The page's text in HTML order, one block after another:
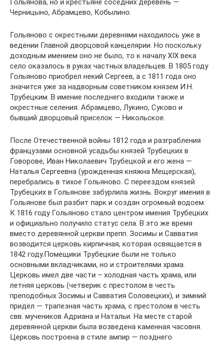
Гольянова, но и крестьяне соседних деревень —
Черницыно, Абрамцево, Кобылино.
Гольяново с окрестными деревнями находилось уже в
ведении Главной дворцовой канцелярии. Но поскольку
доходным имением оно не было, то к началу XIX века
село оказалось в руках частных владельцев. В 1805 году
Гольяново приобрел некий Сергеев, а с 1811 года оно
значится уже за надворным советником князем И.Н.
Трубецким. В имение последнего входили также и
окрестные селения: Абрамцево, Лукино, Суково и
бывший дворцовый приселок — Никольское.
После Отечественной войны 1812 года и разграбления
французами основной усадьбы князей Трубецких в
Говорове, Иван Николаевич Трубецкой и его жена —
Наталья Сергеевна (урожденная княжна Мещерская),
перебрались в тихое Гольяново. С переездом князей
Трубецких в Гольянове забурлила жизнь. Вокруг имения в
Гольянове был разбит парк и создан огромный водоем.
К 1816 году Гольяново стало центром имения Трубецких
и официально получило статус села. В это же время
вместо деревянной церкви препп. Зосимы и Савватия
возводится церковь кирпичная, которая освящается в
1842 году.Помещики Трубецкие были не только
основными вкладчиками, но и строителями храма.
Церковь имел две части – холодная часть храма, или
летняя церковь (четверик с престолом в честь
преподобных Зосимы и Савватия Соловецких), и зимний
придел — трапезная часть храма, с престолом в честь
свв. мучеников Адриана и Натальи. На месте старой
деревянной церкви была возведена каменная часовня.
Церковь построена в стиле ампир — позднего